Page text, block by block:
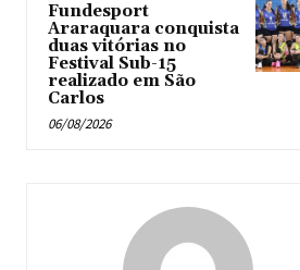
Fundesport
Araraquara conquista
duas vitórias no
Festival Sub-15
realizado em São
Carlos
06/08/2026